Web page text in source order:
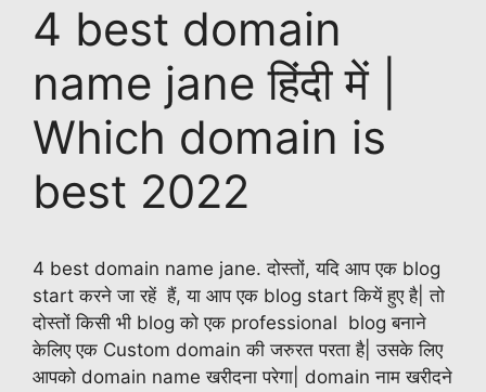
4 best domain
name jane हिंदी में |
Which domain is
best 2022
4 best domain name jane. दोस्तों, यदि आप एक blog
start करने जा रहें हैं, या आप एक blog start कियें हुए है| तो
दोस्तों किसी भी blog को एक professional blog बनाने
केलिए एक Custom domain की जरुरत परता है| उसके लिए
आपको domain name खरीदना परेगा| domain नाम खरीदने